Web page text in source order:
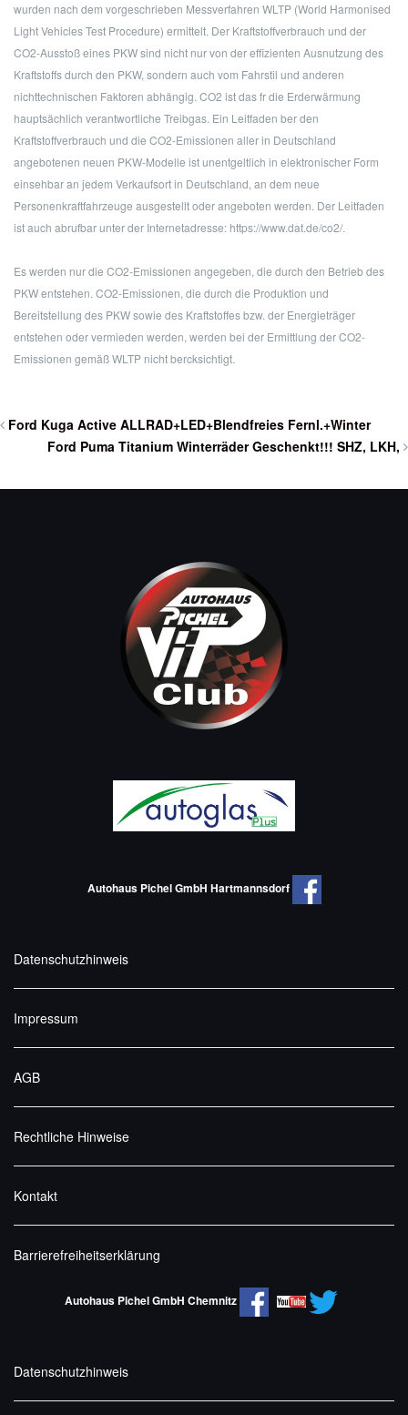
wurden nach dem vorgeschrieben Messverfahren WLTP (World Harmonised
Light Vehicles Test Procedure) ermittelt. Der Kraftstoffverbrauch und der
CO2-Ausstoß eines PKW sind nicht nur von der effizienten Ausnutzung des
Kraftstoffs durch den PKW, sondern auch vom Fahrstil und anderen
nichttechnischen Faktoren abhängig. CO2 ist das fr die Erderwärmung
hauptsächlich verantwortliche Treibgas. Ein Leitfaden ber den
Kraftstoffverbrauch und die CO2-Emissionen aller in Deutschland
angebotenen neuen PKW-Modelle ist unentgeltlich in elektronischer Form
einsehbar an jedem Verkaufsort in Deutschland, an dem neue
Personenkraftfahrzeuge ausgestellt oder angeboten werden. Der Leitfaden
ist auch abrufbar unter der Internetadresse: https://www.dat.de/co2/.
Es werden nur die CO2-Emissionen angegeben, die durch den Betrieb des
PKW entstehen. CO2-Emissionen, die durch die Produktion und
Bereitstellung des PKW sowie des Kraftstoffes bzw. der Energieträger
entstehen oder vermieden werden, werden bei der Ermittlung der CO2-
Emissionen gemäß WLTP nicht bercksichtigt.
Ford Kuga Active ALLRAD+LED+Blendfreies Fernl.+Winter
Ford Puma Titanium Winterräder Geschenkt!!! SHZ, LKH,
Autohaus Pichel GmbH Hartmannsdorf
Datenschutzhinweis
Impressum
AGB
Rechtliche Hinweise
Kontakt
Barrierefreiheitserklärung
Autohaus Pichel GmbH Chemnitz
Datenschutzhinweis